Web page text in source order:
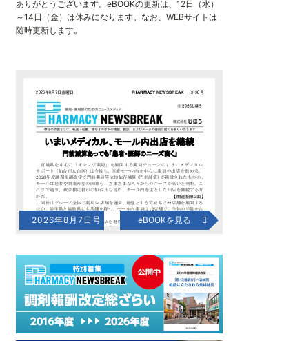
ありがとうございます。eBOOKの更新は、12日（水）
～14日（金）は休みになります。なお、WEBサイトは
随時更新します。
2026年8月7日号 eBOOKを見る